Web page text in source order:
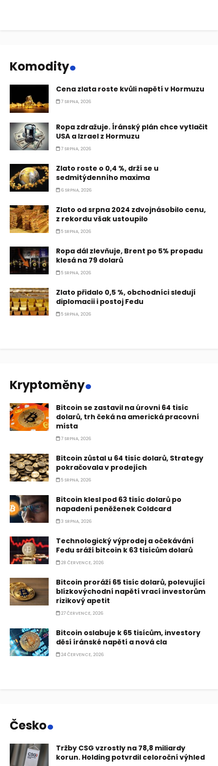
Komodity.
Cena zlata roste kvůli napětí v Hormuzu
7 SRPNA, 2026
Ropa zdražuje. Íránský plán chce vytlačit
USA a Izrael z Hormuzu
7 SRPNA, 2026
Zlato roste o 0,4 %, drží se u
sedmitýdenního maxima
6 SRPNA, 2026
Zlato od srpna 2024 zdvojnásobilo cenu,
z rekordu však ustoupilo
5 SRPNA, 2026
Ropa dál zlevňuje, Brent po 5% propadu
klesá na 79 dolarů
5 SRPNA, 2026
Zlato přidalo 0,5 %, obchodníci sledují
diplomacii i postoj Fedu
5 SRPNA, 2026
Kryptoměny.
Bitcoin se zastavil na úrovni 64 tisíc
dolarů, trh čeká na americká pracovní
místa
7 SRPNA, 2026
Bitcoin zůstal u 64 tisíc dolarů, Strategy
pokračovala v prodejích
5 SRPNA, 2026
Bitcoin klesl pod 63 tisíc dolarů po
napadení peněženek Coldcard
3 SRPNA, 2026
Technologický výprodej a očekávání
Fedu sráží bitcoin k 63 tisícům dolarů
28 ČERVENCE, 2026
Bitcoin proráží 65 tisíc dolarů, polevující
blízkovýchodní napětí vrací investorům
rizikový apetit
27 ČERVENCE, 2026
Bitcoin oslabuje k 65 tisícům, investory
děsí íránské napětí a nová cla
24 ČERVENCE, 2026
Česko.
Tržby CSG vzrostly na 78,8 miliardy
korun. Holding potvrdil celoroční výhled